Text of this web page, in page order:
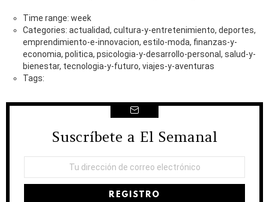
Time range: week
Categories: actualidad, cultura-y-entretenimiento, deportes,
emprendimiento-e-innovacion, estilo-moda, finanzas-y-
economia, politica, psicologia-y-desarrollo-personal, salud-y-
bienestar, tecnologia-y-futuro, viajes-y-aventuras
Tags:
NEWSLETTER
Suscríbete a El Semanal